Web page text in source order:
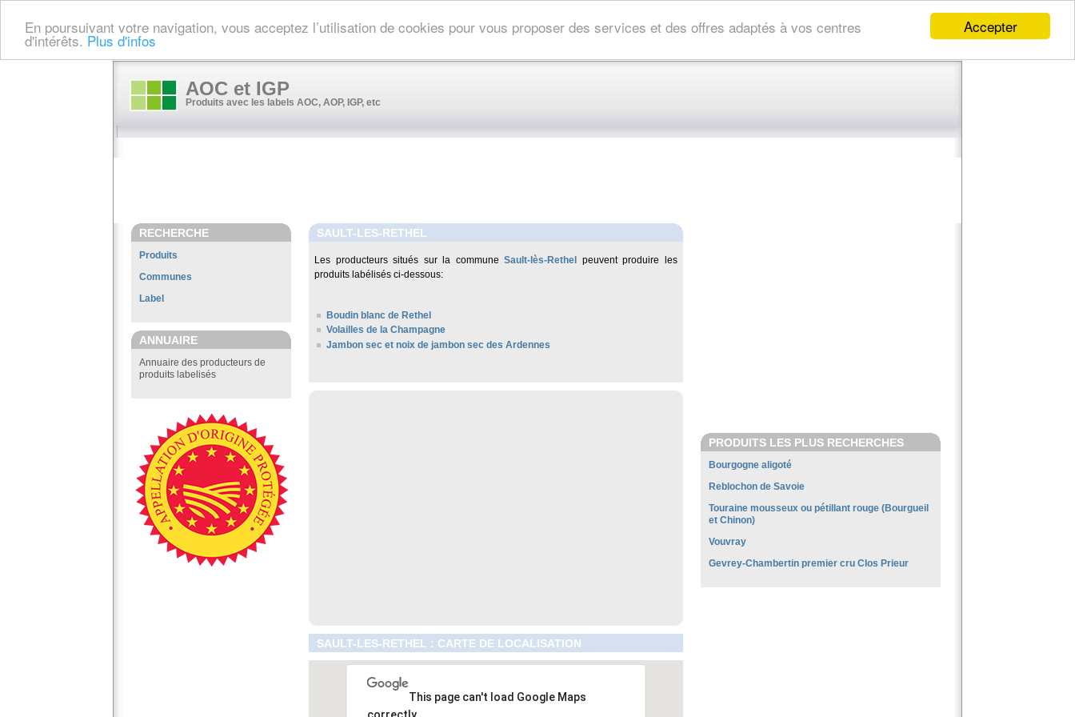
Accepter
En poursuivant votre navigation, vous acceptez l’utilisation de cookies pour vous proposer des services et des offres adaptés à vos centres
d'intérêts. Plus d'infos
AOC et IGP
Produits avec les labels AOC, AOP, IGP, etc
RECHERCHE
Produits
Communes
Label
ANNUAIRE
Annuaire des producteurs de
produits labelisés
SAULT-LES-RETHEL
Les producteurs situés sur la communeSault-lès-Rethel
peuvent produire les
produits labélisés ci-dessous:
Boudin blanc de Rethel
Volailles de la Champagne
Jambon sec et noix de jambon sec des Ardennes
SAULT-LES-RETHEL : CARTE DE LOCALISATION
This page can't load Google Maps
correctly.
PRODUITS LES PLUS RECHERCHES
Bourgogne aligoté
Reblochon de Savoie
Touraine mousseux ou pétillant rouge (Bourgueil
et Chinon)
Vouvray
Gevrey-Chambertin premier cru Clos Prieur